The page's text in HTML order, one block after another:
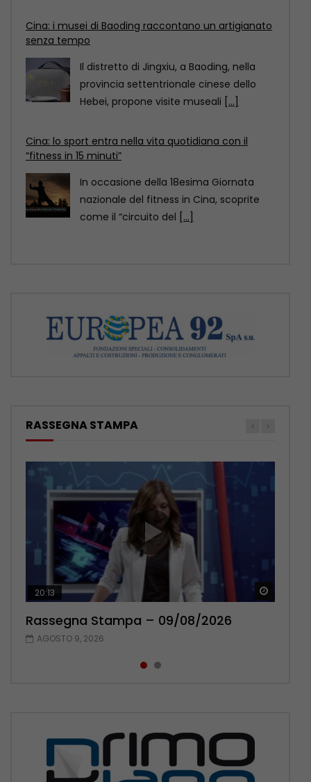
Cina: lo sport entra nella vita quotidiana con il
“fitness in 15 minuti”
In occasione della 18esima Giornata
nazionale del fitness in Cina, scoprite
come il “circuito del[...]
Cina: il Festival delle torce illumina le risaie
terrazzate del Sichuan
Al calare della notte, le risaie terrazzate
della contea di Yuexi, nella provincia
sud-occidentale cinese
RASSEGNA STAMPA
20:13
Rassegna Stampa – 09/08/2026
AGOSTO 9, 2026
14:03
Rassegna Stampa – 08/08/2026
AGOSTO 8, 2026